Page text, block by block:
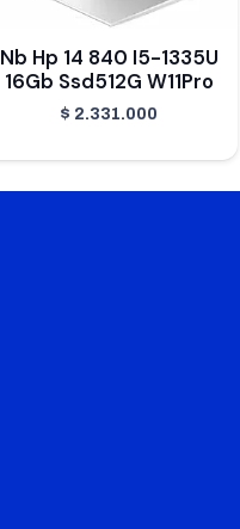
Nb Hp 14 840 I5-1335U
16Gb Ssd512G W11Pro
$ 2.331.000